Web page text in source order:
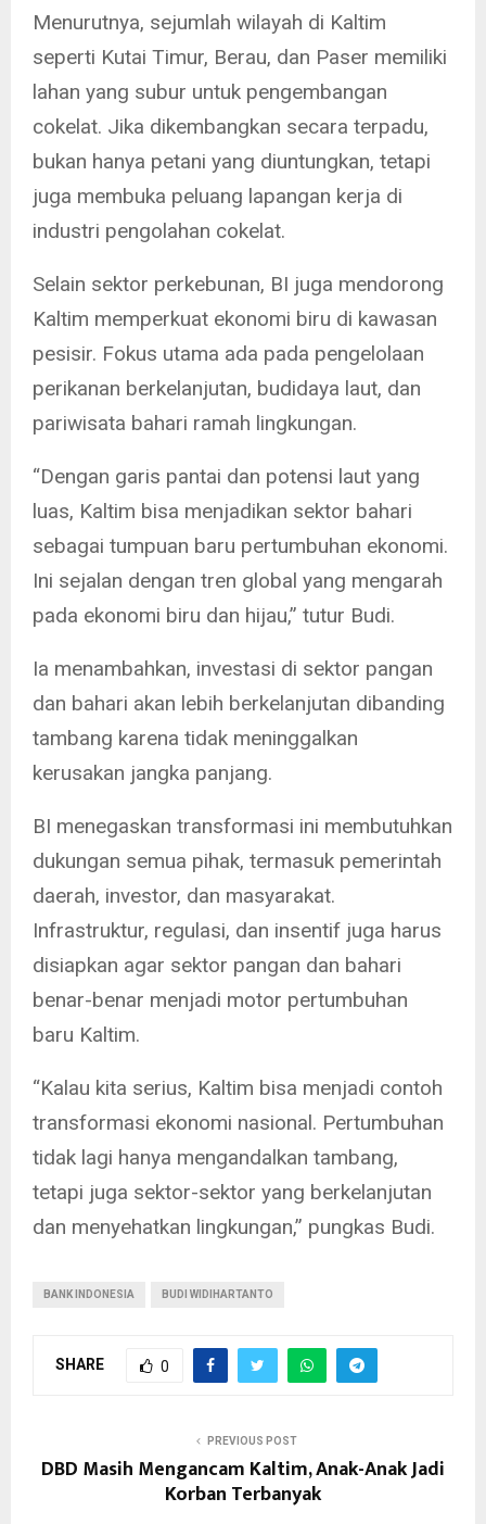
Menurutnya, sejumlah wilayah di Kaltim
seperti Kutai Timur, Berau, dan Paser memiliki
lahan yang subur untuk pengembangan
cokelat. Jika dikembangkan secara terpadu,
bukan hanya petani yang diuntungkan, tetapi
juga membuka peluang lapangan kerja di
industri pengolahan cokelat.
Selain sektor perkebunan, BI juga mendorong
Kaltim memperkuat ekonomi biru di kawasan
pesisir. Fokus utama ada pada pengelolaan
perikanan berkelanjutan, budidaya laut, dan
pariwisata bahari ramah lingkungan.
“Dengan garis pantai dan potensi laut yang
luas, Kaltim bisa menjadikan sektor bahari
sebagai tumpuan baru pertumbuhan ekonomi.
Ini sejalan dengan tren global yang mengarah
pada ekonomi biru dan hijau,” tutur Budi.
Ia menambahkan, investasi di sektor pangan
dan bahari akan lebih berkelanjutan dibanding
tambang karena tidak meninggalkan
kerusakan jangka panjang.
BI menegaskan transformasi ini membutuhkan
dukungan semua pihak, termasuk pemerintah
daerah, investor, dan masyarakat.
Infrastruktur, regulasi, dan insentif juga harus
disiapkan agar sektor pangan dan bahari
benar-benar menjadi motor pertumbuhan
baru Kaltim.
“Kalau kita serius, Kaltim bisa menjadi contoh
transformasi ekonomi nasional. Pertumbuhan
tidak lagi hanya mengandalkan tambang,
tetapi juga sektor-sektor yang berkelanjutan
dan menyehatkan lingkungan,” pungkas Budi.
BANK INDONESIA BUDI WIDIHARTANTO
SHARE 0
PREVIOUS POST
DBD Masih Mengancam Kaltim, Anak-Anak Jadi
Korban Terbanyak